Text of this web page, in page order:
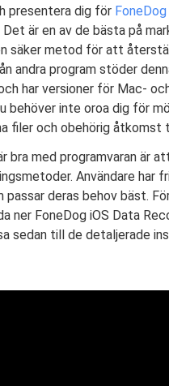
presentera dig för
Det är en av de bästa på
säker metod för att
andra program stöder
har versioner för Mac-
behöver inte oroa dig för
filer och obehörig åtkomst
bra med programvaran är
Användare har
passar deras behov bäst.
ner FoneDog iOS Data
sedan till de detaljerade